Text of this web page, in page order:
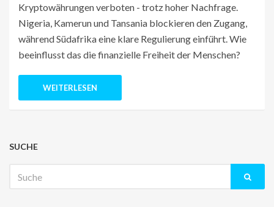
Kryptowährungen verboten - trotz hoher Nachfrage.
Nigeria, Kamerun und Tansania blockieren den Zugang,
während Südafrika eine klare Regulierung einführt. Wie
beeinflusst das die finanzielle Freiheit der Menschen?
WEITERLESEN
SUCHE
nach: